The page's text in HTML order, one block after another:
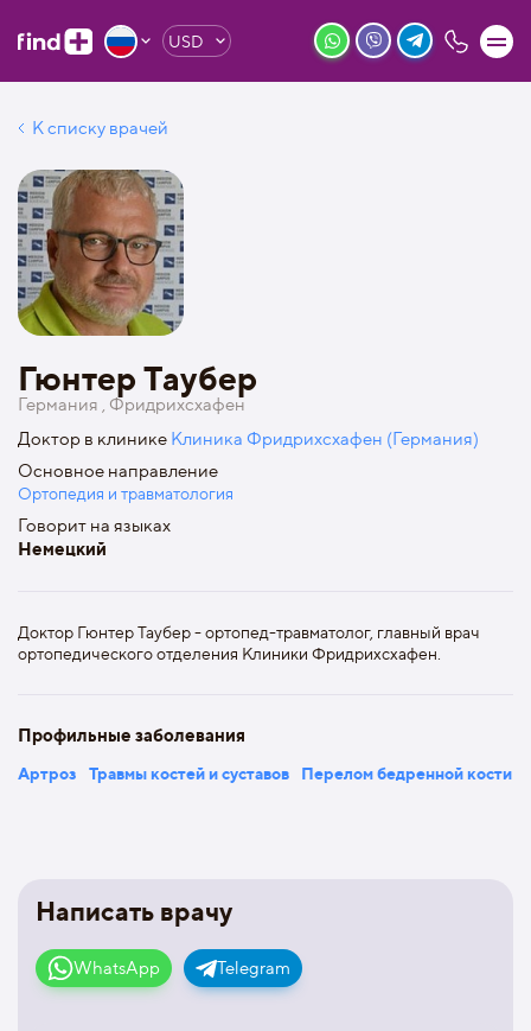
USD
К списку врачей
Написать врачу
WhatsApp Telegram
Гюнтер Таубер
Германия , Фридрихсхафен
Доктор в клинике Клиника Фридрихсхафен (Германия)
Основное направление
Ортопедия и травматология
Говорит на языках
Немецкий
Доктор Гюнтер Таубер - ортопед-травматолог, главный врач
ортопедического отделения Клиники Фридрихсхафен.
Профильные заболевания
Артроз Травмы костей и суставов Перелом бедренной кости